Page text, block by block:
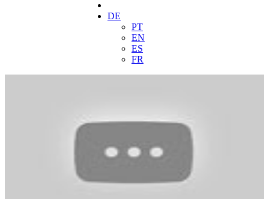
DE
PT
EN
ES
FR